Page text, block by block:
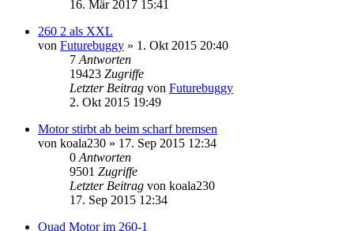
16. Mär 2017 15:41
260 2 als XXL
von Futurebuggy » 1. Okt 2015 20:40
7 Antworten
19423 Zugriffe
Letzter Beitrag von Futurebuggy
2. Okt 2015 19:49
Motor stirbt ab beim scharf bremsen
von koala230 » 17. Sep 2015 12:34
0 Antworten
9501 Zugriffe
Letzter Beitrag von koala230
17. Sep 2015 12:34
Quad Motor im 260-1